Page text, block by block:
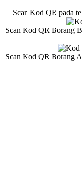
Scan Kod QR pada
Scan Kod QR Borang
Scan Kod QR Borang